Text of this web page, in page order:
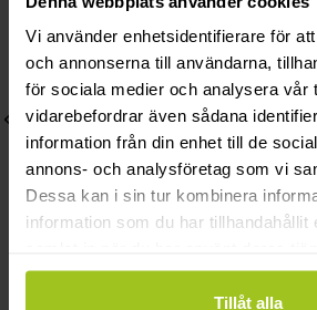
Vi använder enhetsidentifierare för
och annonserna till användarna,
för sociala medier och analysera vår
vidarebefordrar även sådana
information från din enhet till de
annons- och analysföretag som vi
Dessa kan i sin tur kombinera
information som du har tillhandahållit
Tillåt alla
Coeur De Lion